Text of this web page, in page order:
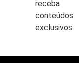
receba
conteúdos
exclusivos.